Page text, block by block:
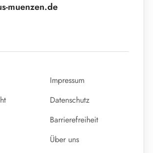
muenzen.de
Impressum
Datenschutz
Barrierefreiheit
Über uns